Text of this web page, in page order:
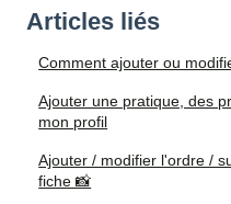
Articles liés
Comment ajouter ou
Ajouter une pratique, des
mon profil
Ajouter / modifier l'ordre /
fiche 📸